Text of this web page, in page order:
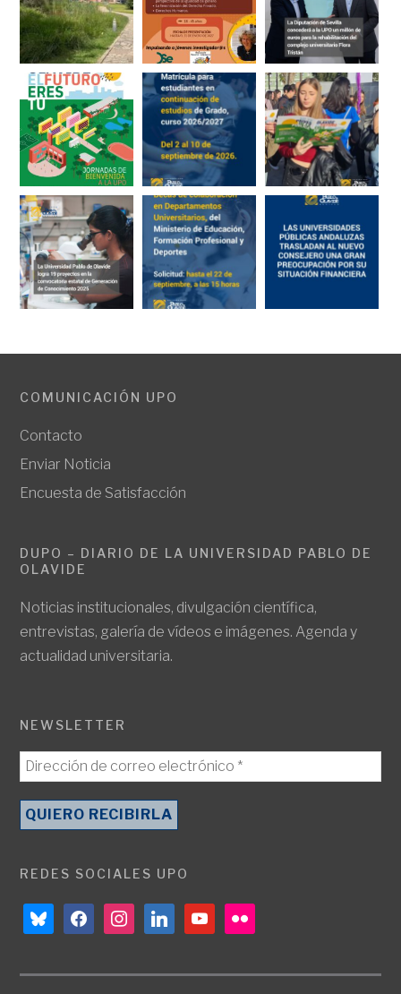
COMUNICACIÓN UPO
Contacto
Enviar Noticia
Encuesta de Satisfacción
DUPO – DIARIO DE LA UNIVERSIDAD PABLO DE
OLAVIDE
Noticias institucionales, divulgación científica,
entrevistas, galería de vídeos e imágenes. Agenda y
actualidad universitaria.
NEWSLETTER
REDES SOCIALES UPO
blueskyfacebookinstagramlinkedinyoutubeflickr